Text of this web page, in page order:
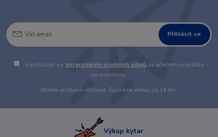
Přihlásit se
Souhlasím se zpracováním osobních údajů za účelem rozesílky
newsletteru.
Můžete se kdykoli odhlásit. Zasíláme jednou za 14 dní.
Výkup kytar